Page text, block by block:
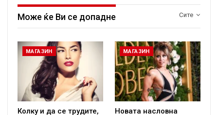
Сите
Може ќе Ви се допадне
МАГАЗИН
Колку и да се трудите,
МАГАЗИН
Новата насловна